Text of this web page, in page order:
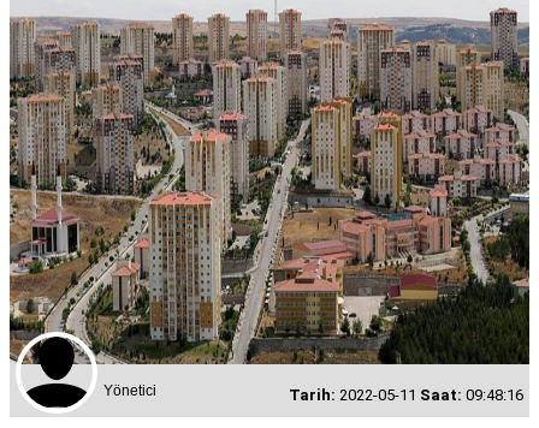
Yönetici Tarih: 2022-05-11 Saat: 09:48:16